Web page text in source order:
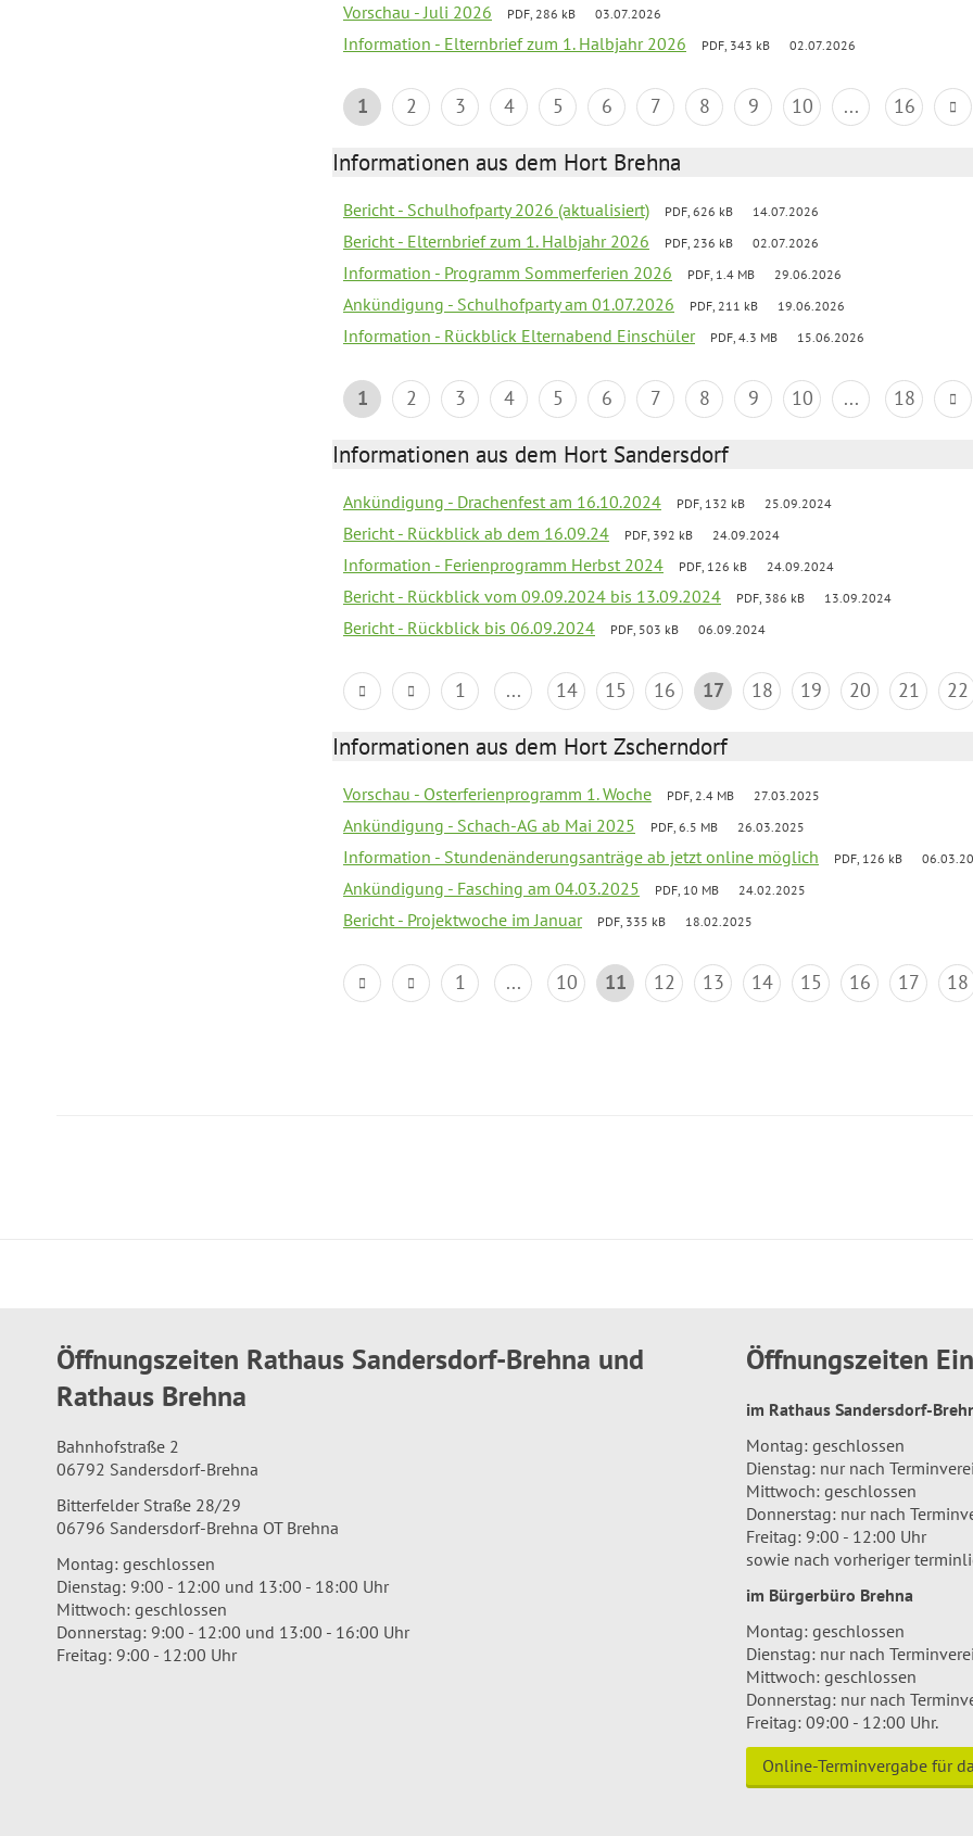
Vorschau - Juli 2026 PDF, 286 kB 03.07.2026
Information - Elternbrief zum 1. Halbjahr 2026 PDF, 343 kB 02.07.2026
1 2 3 4 5 6 7 8 9 10 ... 16
Informationen aus dem Hort Brehna
Bericht - Schulhofparty 2026 (aktualisiert) PDF, 626 kB 14.07.2026
Bericht - Elternbrief zum 1. Halbjahr 2026 PDF, 236 kB 02.07.2026
Information - Programm Sommerferien 2026 PDF, 1.4 MB 29.06.2026
Ankündigung - Schulhofparty am 01.07.2026 PDF, 211 kB 19.06.2026
Information - Rückblick Elternabend Einschüler PDF, 4.3 MB 15.06.2026
1 2 3 4 5 6 7 8 9 10 ... 18
Informationen aus dem Hort Sandersdorf
Ankündigung - Drachenfest am 16.10.2024 PDF, 132 kB 25.09.2024
Bericht - Rückblick ab dem 16.09.24 PDF, 392 kB 24.09.2024
Information - Ferienprogramm Herbst 2024 PDF, 126 kB 24.09.2024
Bericht - Rückblick vom 09.09.2024 bis 13.09.2024 PDF, 386 kB 13.09.2024
Bericht - Rückblick bis 06.09.2024 PDF, 503 kB 06.09.2024
1 ... 14 15 16 17 18 19 20 21 22
Informationen aus dem Hort Zscherndorf
Vorschau - Osterferienprogramm 1. Woche PDF, 2.4 MB 27.03.2025
Ankündigung - Schach-AG ab Mai 2025 PDF, 6.5 MB 26.03.2025
Information - Stundenänderungsanträge ab jetzt online möglich PDF, 126 kB
Ankündigung - Fasching am 04.03.2025 PDF, 10 MB 24.02.2025
Bericht - Projektwoche im Januar PDF, 335 kB 18.02.2025
1 ... 10 11 12 13 14 15 16 17 18
Öffnungszeiten Rathaus Sandersdorf-Brehna und
Rathaus Brehna
Bahnhofstraße 2
06792 Sandersdorf-Brehna
Bitterfelder Straße 28/29
06796 Sandersdorf-Brehna OT Brehna
Montag: geschlossen
Dienstag: 9:00 - 12:00 und 13:00 - 18:00 Uhr
Mittwoch: geschlossen
Donnerstag: 9:00 - 12:00 und 13:00 - 16:00 Uhr
Freitag: 9:00 - 12:00 Uhr
Öffnungszeiten
im Rathaus Sandersdorf-
Montag: geschlossen
Dienstag: nur nach
Mittwoch: geschlossen
Donnerstag: nur nach
Freitag: 9:00 - 12:00 Uhr
sowie nach vorheriger
im Bürgerbüro Brehna
Montag: geschlossen
Dienstag: nur nach
Mittwoch: geschlossen
Donnerstag: nur nach
Freitag: 09:00 - 12:00 Uhr.
Online-Terminvergabe für